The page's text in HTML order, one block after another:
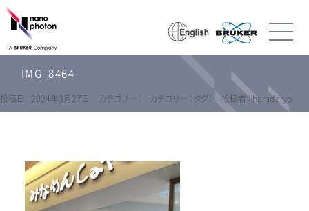
IMG_8464
投稿日 : 2024年3月27日 カテゴリー : カテゴリー : タグ : 投稿者 : haradaryo